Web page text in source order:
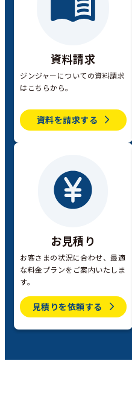
資料請求
ジンジャーについての資料請求
はこちらから。
資料を請求する
お見積り
お客さまの状況に合わせ、最適
な料金プランをご案内いたしま
す。
見積りを依頼する